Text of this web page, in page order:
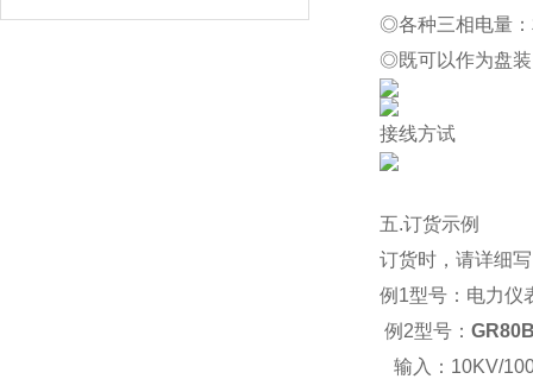
◎各种三相电量
◎既可以作为盘
接线方试
五.订货示例
订货时，请详细
例1型号： 电力仪
例2型号：
输入：10KV/